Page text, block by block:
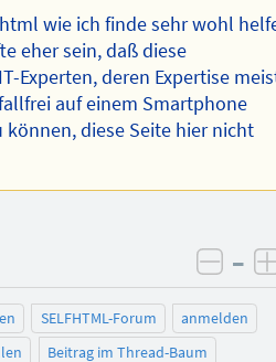
wie ich finde sehr wohl
eher sein, daß diese
Experten, deren Expertise
auf einem Smartphone
können, diese Seite hier nicht
–
SELFHTML-Forum
anmelden
Beitrag im Thread-Baum